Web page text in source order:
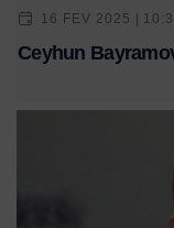
16 FEV 2025 |
Ceyhun